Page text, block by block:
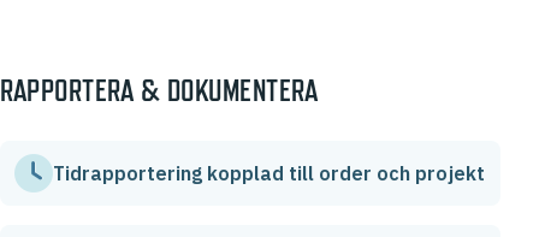
RAPPORTERA & DOKUMENTERA
Tidrapportering kopplad till order och projekt